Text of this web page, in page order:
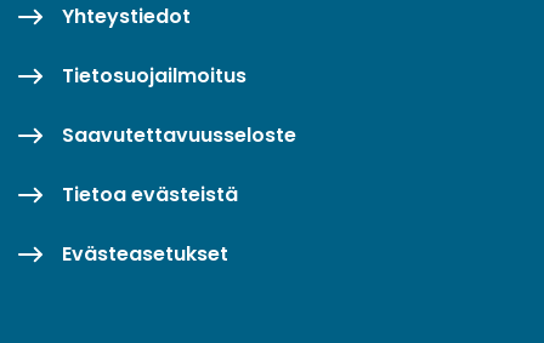
Yhteystiedot
Tietosuojailmoitus
Saavutettavuusseloste
Tietoa evästeistä
Evästeasetukset